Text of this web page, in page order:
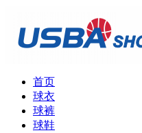
首页
球衣
球裤
球鞋